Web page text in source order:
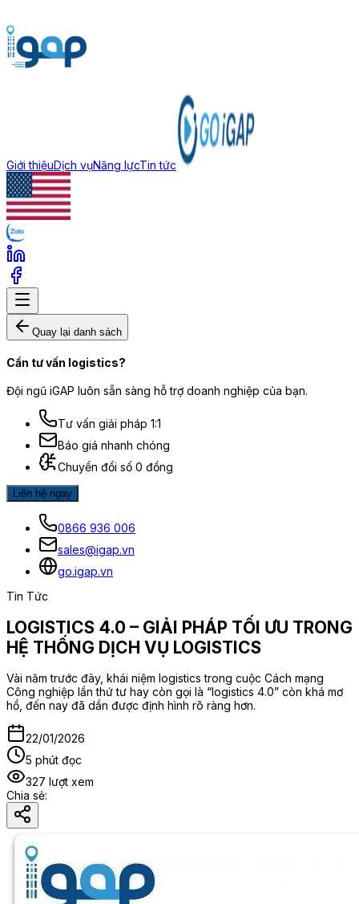
Giới thiệuDịch vụNăng lựcTin tức
Quay lại danh sách
Cần tư vấn logistics?
Đội ngũ iGAP luôn sẵn sàng hỗ trợ doanh nghiệp của bạn.
Tư vấn giải pháp 1:1
Báo giá nhanh chóng
Chuyển đổi số 0 đồng
Liên hệ ngay
0866 936 006
sales@igap.vn
go.igap.vn
Tin Tức
LOGISTICS 4.0 – GIẢI PHÁP TỐI ƯU TRONG
HỆ THỐNG DỊCH VỤ LOGISTICS
Vài năm trước đây, khái niệm logistics trong cuộc Cách mạng
Công nghiệp lần thứ tư hay còn gọi là “logistics 4.0” còn khá mơ
hồ, đến nay đã dần được định hình rõ ràng hơn.
22/01/2026
5 phút đọc
327 lượt xem
Chia sẻ: